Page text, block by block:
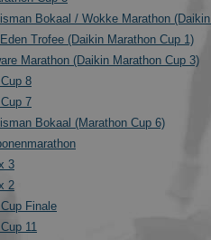
Bokaal / Wokke Marathon
Trofee (Daikin Marathon Cup 1)
Marathon (Daikin Marathon Cup 3)
8
7
Bokaal (Marathon Cup 6)
3
2
Finale
11